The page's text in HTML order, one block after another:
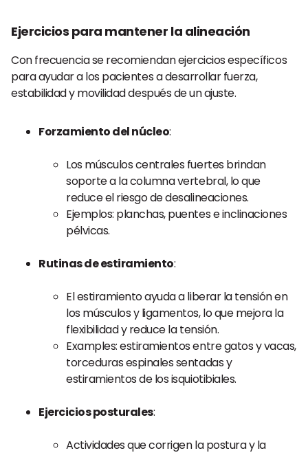
Ejercicios para mantener la alineación
Con frecuencia se recomiendan ejercicios específicos
para ayudar a los pacientes a desarrollar fuerza,
estabilidad y movilidad después de un ajuste.
Forzamiento del núcleo:
Los músculos centrales fuertes brindan
soporte a la columna vertebral, lo que
reduce el riesgo de desalineaciones.
Ejemplos: planchas, puentes e inclinaciones
pélvicas.
Rutinas de estiramiento:
El estiramiento ayuda a liberar la tensión en
los músculos y ligamentos, lo que mejora la
flexibilidad y reduce la tensión.
Examples: estiramientos entre gatos y vacas,
torceduras espinales sentadas y
estiramientos de los isquiotibiales.
Ejercicios posturales:
Actividades que corrigen la postura y la